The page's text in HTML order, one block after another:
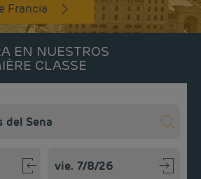
Francia
EN NUESTROS
CLASSE